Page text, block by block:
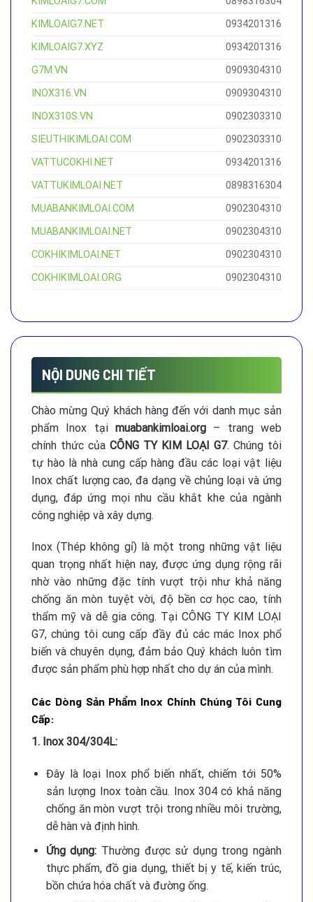
KIMLOAIG7.NET
0934201316
KIMLOAIG7.XYZ
0934201316
G7M.VN
0909304310
INOX316.VN
0909304310
INOX310S.VN
0902303310
SIEUTHIKIMLOAI.COM
0902303310
VATTUCOKHI.NET
0934201316
VATTUKIMLOAI.NET
0898316304
MUABANKIMLOAI.COM
0902304310
MUABANKIMLOAI.NET
0902304310
COKHIKIMLOAI.NET
0902304310
COKHIKIMLOAI.ORG
0902304310
NỘI DUNG CHI TIẾT
Chào mừng Quý khách hàng đến với danh mục sản
phẩm Inox tại muabankimloai.org – trang web
chính thức của CÔNG TY KIM LOẠI G7. Chúng tôi
tự hào là nhà cung cấp hàng đầu các loại vật liệu
Inox chất lượng cao, đa dạng về chủng loại và ứng
dụng, đáp ứng mọi nhu cầu khắt khe của ngành
công nghiệp và xây dựng.
Inox (Thép không gỉ) là một trong những vật liệu
quan trọng nhất hiện nay, được ứng dụng rộng rãi
nhờ vào những đặc tính vượt trội như khả năng
chống ăn mòn tuyệt vời, độ bền cơ học cao, tính
thẩm mỹ và dễ gia công. Tại CÔNG TY KIM LOẠI
G7, chúng tôi cung cấp đầy đủ các mác Inox phổ
biến và chuyên dụng, đảm bảo Quý khách luôn tìm
được sản phẩm phù hợp nhất cho dự án của mình.
Các Dòng Sản Phẩm Inox Chính Chúng Tôi Cung
Cấp:
1. Inox 304/304L:
Đây là loại Inox phổ biến nhất, chiếm tới 50%
sản lượng Inox toàn cầu. Inox 304 có khả năng
chống ăn mòn vượt trội trong nhiều môi trường,
dễ hàn và định hình.
Ứng dụng: Thường được sử dụng trong ngành
thực phẩm, đồ gia dụng, thiết bị y tế, kiến trúc,
bồn chứa hóa chất và đường ống.